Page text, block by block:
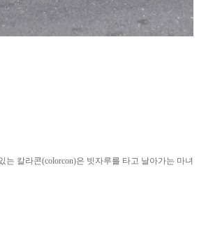
는 칼라콘(colorcon)은 빗자루를 타고 날아가는 마녀